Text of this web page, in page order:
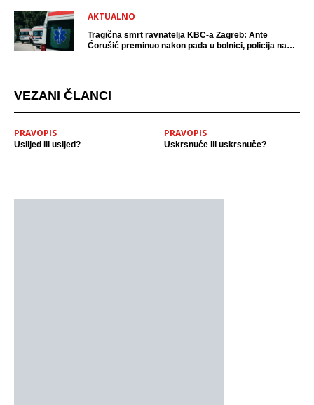
AKTUALNO
Tragična smrt ravnatelja KBC-a Zagreb: Ante
Ćorušić preminuo nakon pada u bolnici, policija na
VEZANI ČLANCI
PRAVOPIS
Uslijed ili usljed?
PRAVOPIS
Uskrsnuće ili uskrsnuče?